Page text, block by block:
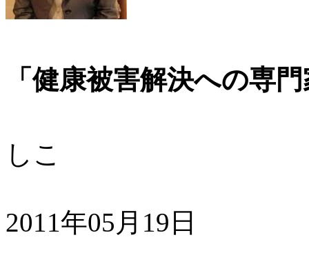
「健康被害解決への専
しこ
2011年05月19日